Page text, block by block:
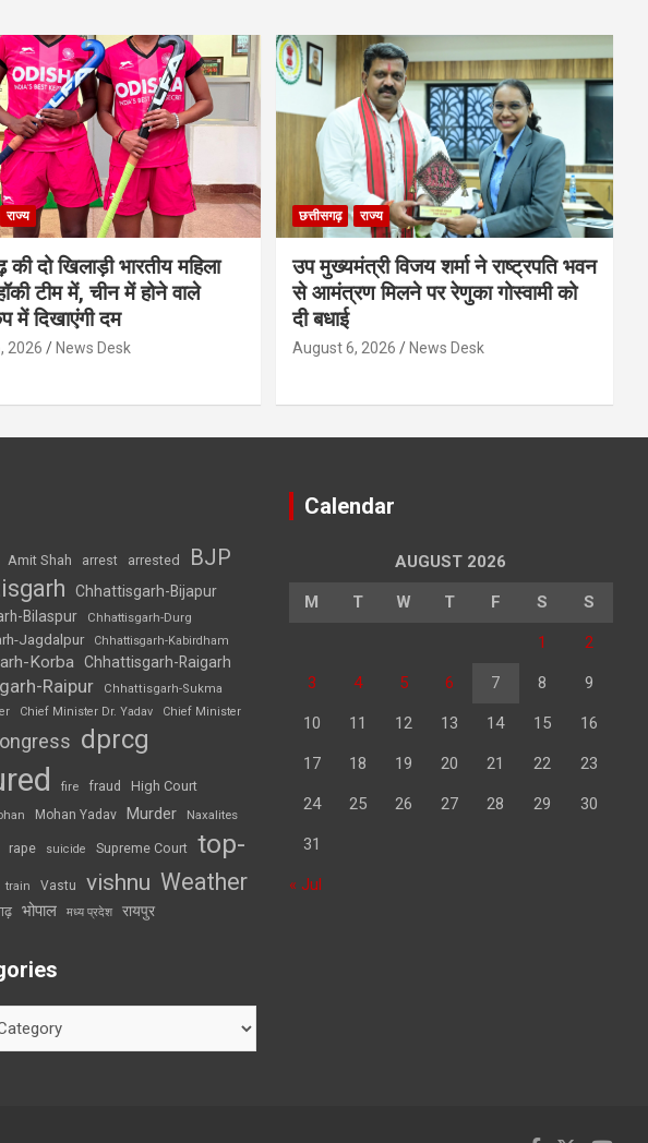
राज्य
की दो खिलाड़ी भारतीय महिला
टीम में, चीन में होने वाले
में दिखाएंगी दम
2026 News Desk
छत्तीसगढ़ राज्य
उप मुख्यमंत्री विजय शर्मा ने राष्ट्रपति भवन
से आमंत्रण मिलने पर रेणुका गोस्वामी को
दी बधाई
August 6, 2026 News Desk
Amit Shah arrest arrested BJP
Chhattisgarh-Bijapur
Bilaspur
Chhattisgarh-Durg
Jagdalpur Chhattisgarh-Kabirdham
Korba Chhattisgarh-Raigarh
Raipur
Chhattisgarh-Sukma
Chief Minister Dr. Yadav Chief Minister
dprcg
fire fraud High Court
Mohan Yadav Murder Naxalites
rape suicide Supreme Court top-
train Vastu vishnu Weather
भोपाल मध्य प्रदेश रायपुर
Calendar
AUGUST 2026
M T W T F S S
1 2
3 4 5 6 7 8 9
10 11 12 13 14 15 16
17 18 19 20 21 22 23
24 25 26 27 28 29 30
31
« Jul